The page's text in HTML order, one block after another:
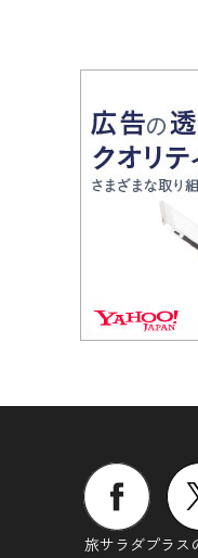
旅サラダプラス